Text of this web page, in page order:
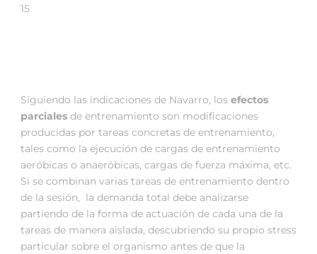
15
Siguiendo las indicaciones de Navarro, los efectos
parciales de entrenamiento son modificaciones
producidas por tareas concretas de entrenamiento,
tales como la ejecución de cargas de entrenamiento
aeróbicas o anaeróbicas, cargas de fuerza máxima, etc.
Si se combinan varias tareas de entrenamiento dentro
de la sesión, la demanda total debe analizarse
partiendo de la forma de actuación de cada una de la
tareas de manera aislada, descubriendo su propio stress
particular sobre el organismo antes de que la